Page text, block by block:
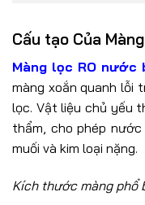
Cấu tạo Của
Màng lọc RO nước
màng xoắn quanh lỗi
lọc. Vật liệu chủ yếu
thẩm, cho phép
muối và kim loại nặng.
Kích thước màng phổ